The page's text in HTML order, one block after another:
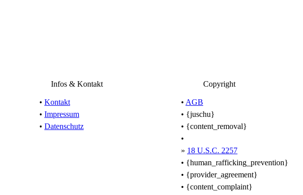
Infos & Kontakt Copyright
• Kontakt
• Impressum
• Datenschutz
• AGB
• {juschu}
• {content_removal}
•
» 18 U.S.C. 2257
• {human_rafficking_prevention}
• {provider_agreement}
• {content_complaint}